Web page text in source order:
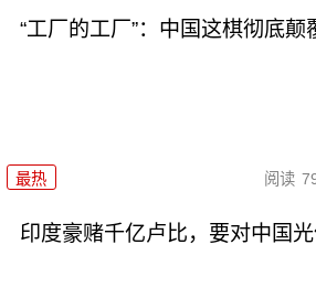
“工厂的工厂”：中国这棋彻底颠
最热 阅读
印度豪赌千亿卢比，要对中国光